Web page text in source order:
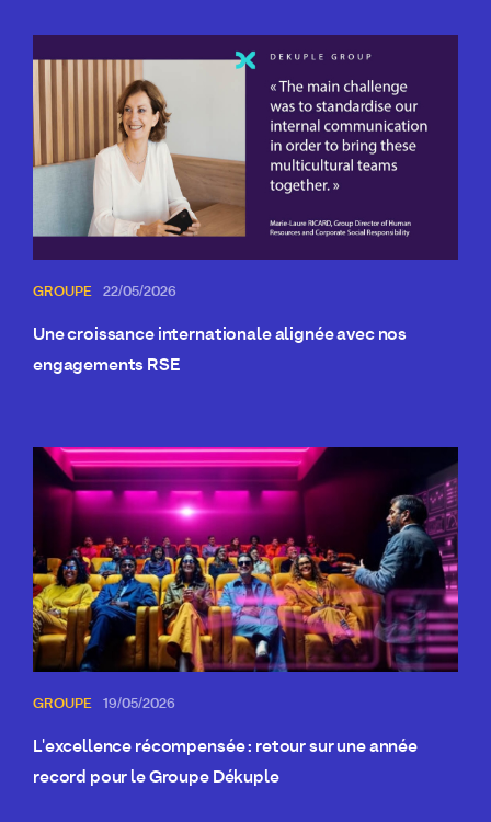
GROUPE 22/05/2026
Une croissance internationale alignée avec nos
engagements RSE
GROUPE 19/05/2026
L'excellence récompensée : retour sur une année
record pour le Groupe Dékuple